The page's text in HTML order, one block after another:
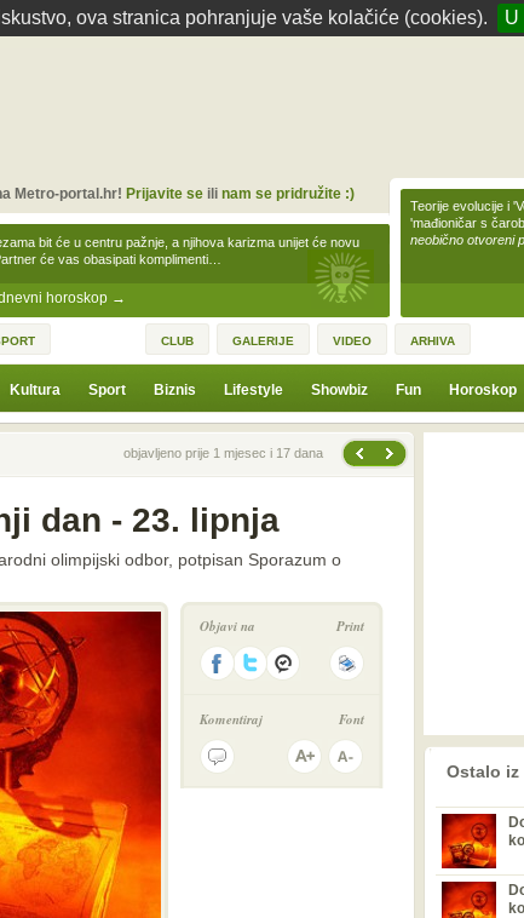
ova stranica pohranjuje vaše kolačiće (cookies). U
horoskop →
bit će u centru pažnje, a njihova karizma unijet će novu
će vas obasipati komplimenti…
Metro-portal.hr! Prijavite seili nam se pridružite :)
Teorije evolucije i
'mađioničar s
neobično otvoreni
CLUB GALERIJE VIDEO ARHIVA
Kultura Sport Biznis Lifestyle Showbiz Fun Horoskop
Prethodna vijestobjavljeno prije 1 mjesec i 17 dana
dan - 23. lipnja
olimpijski odbor, potpisan Sporazum o
Objavi na Print
Komentiraj Font
prethodno Ostalo